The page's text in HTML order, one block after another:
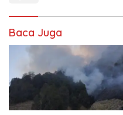
Baca Juga